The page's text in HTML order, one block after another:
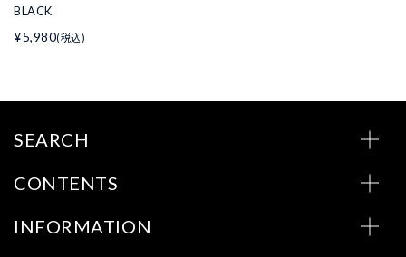
BLACK
¥5,980(税込)
SEARCH
CONTENTS
INFORMATION